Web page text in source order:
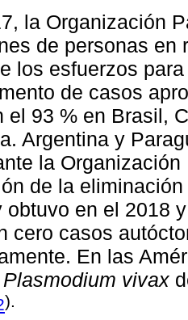
la Organización
de personas en
los esfuerzos
de casos
el 93 % en Brasil,
Argentina y
la
de la
obtuvo en el 2018
cero casos
En las
Plasmodium vivax
).